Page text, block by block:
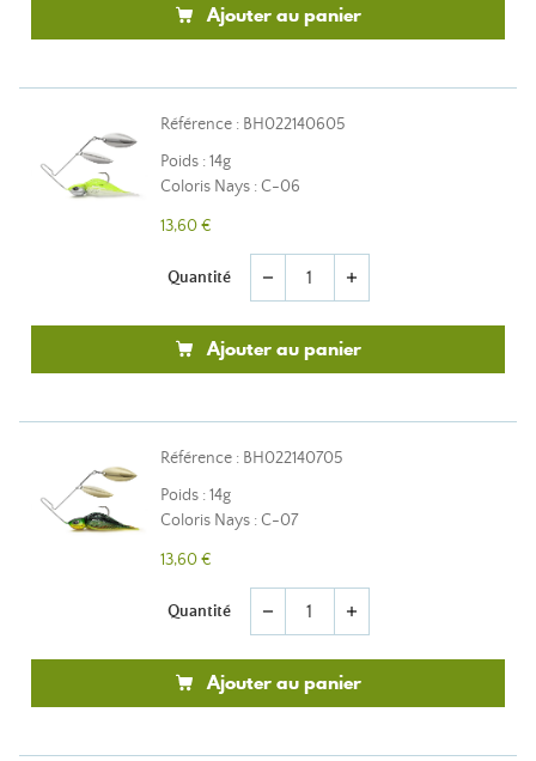
Ajouter au panier
Référence : BH022140605
Poids : 14g
Coloris Nays : C-06
13,60 €
Quantité remove add
Ajouter au panier
Référence : BH022140705
Poids : 14g
Coloris Nays : C-07
13,60 €
Quantité remove add
Ajouter au panier